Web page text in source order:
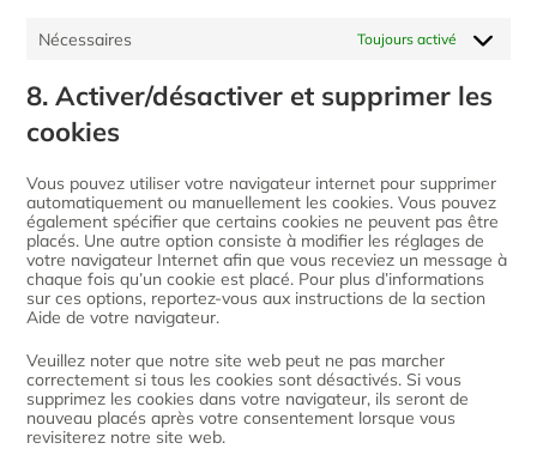
Nécessaires Toujours activé
8. Activer/désactiver et supprimer les
cookies
Vous pouvez utiliser votre navigateur internet pour supprimer
automatiquement ou manuellement les cookies. Vous pouvez
également spécifier que certains cookies ne peuvent pas être
placés. Une autre option consiste à modifier les réglages de
votre navigateur Internet afin que vous receviez un message à
chaque fois qu’un cookie est placé. Pour plus d’informations
sur ces options, reportez-vous aux instructions de la section
Aide de votre navigateur.
Veuillez noter que notre site web peut ne pas marcher
correctement si tous les cookies sont désactivés. Si vous
supprimez les cookies dans votre navigateur, ils seront de
nouveau placés après votre consentement lorsque vous
revisiterez notre site web.